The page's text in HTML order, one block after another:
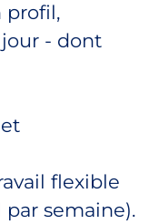
profil,
jour - dont
flexible
par semaine).